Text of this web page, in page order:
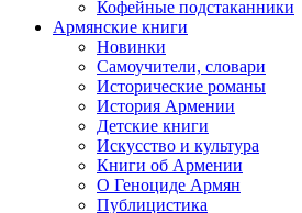
Кофейные подстаканники
Армянские книги
Новинки
Самоучители, словари
Исторические романы
История Армении
Детские книги
Иcкусство и культура
Книги об Армении
О Геноциде Армян
Публицистика